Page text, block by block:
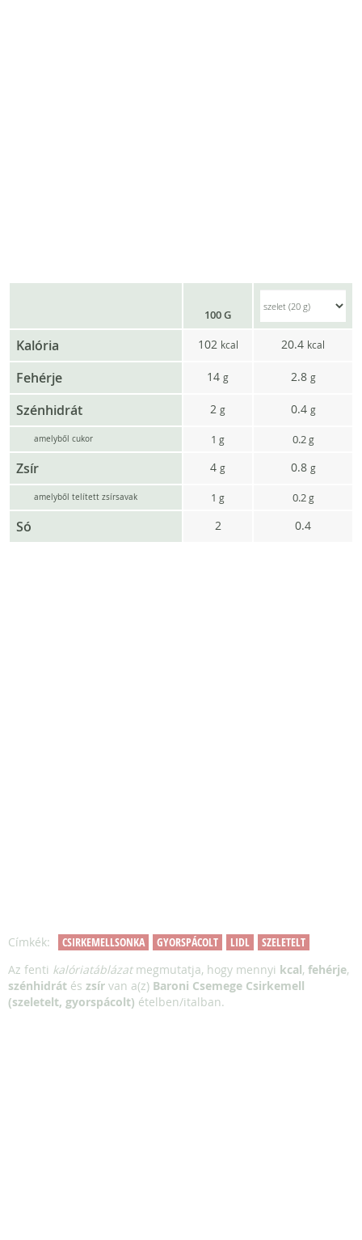
100 G
Kalória 102 kcal 20.4 kcal
Fehérje 14 g 2.8 g
Szénhidrát 2 g 0.4 g
amelyből cukor 1 g 0.2 g
Zsír 4 g 0.8 g
amelyből telített zsírsavak 1 g 0.2 g
Só 2 0.4
Címkék: CSIRKEMELLSONKA GYORSPÁCOLT LIDL
SZELETELT
Az fenti kalóriatáblázatmegmutatja, hogy mennyi kcal, fehérje,
szénhidrát és zsír van a(z) Baroni Csemege Csirkemell
(szeletelt, gyorspácolt) ételben/italban.